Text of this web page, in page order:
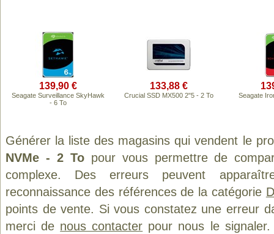
139,90 €
Seagate Surveillance SkyHawk
- 6 To
133,88 €
Crucial SSD MX500 2"5 - 2 To Seagate
Générer la liste des magasins qui vendent le
NVMe - 2 Topour vous permettre de
complexe. Des erreurs peuvent
reconnaissance des références de la catégorie
points de vente. Si vous constatez une erreur
merci de nous contacter pour nous le